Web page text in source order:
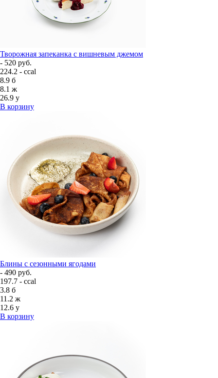
Творожная запеканка с вишневым джемом
- 520 руб.
224.2 - ccal
8.9 б
8.1 ж
26.9 у
В корзину
Блины с сезонными ягодами
- 490 руб.
197.7 - ccal
3.8 б
11.2 ж
12.6 у
В корзину